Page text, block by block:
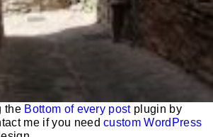
the Bottom of every postplugin by
me if you needcustom WordPress